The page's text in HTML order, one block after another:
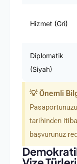
Hizmet (Gri)
Diplomatik
(Siyah)
💡 Önemli
tarihinden
başvurunuz